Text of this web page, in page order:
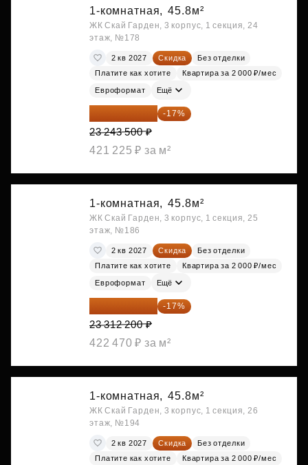
1-комнатная, 45.8м²
ЖК Скай Гарден, 3 корпус, 1 секция, 24
этаж, №178
2 кв 2027 Скидка
Без отделки
Платите как хотите
Квартира за 2 000 ₽/мес
Евроформат Ещё
19 292 105 ₽ -17%
23 243 500 ₽
421 225 ₽ за м²
1-комнатная, 45.8м²
ЖК Скай Гарден, 3 корпус, 1 секция, 25
этаж, №186
2 кв 2027 Скидка
Без отделки
Платите как хотите
Квартира за 2 000 ₽/мес
Евроформат Ещё
19 349 126 ₽ -17%
23 312 200 ₽
422 470 ₽ за м²
1-комнатная, 45.8м²
ЖК Скай Гарден, 3 корпус, 1 секция, 26
этаж, №194
2 кв 2027 Скидка
Без отделки
Платите как хотите
Квартира за 2 000 ₽/мес